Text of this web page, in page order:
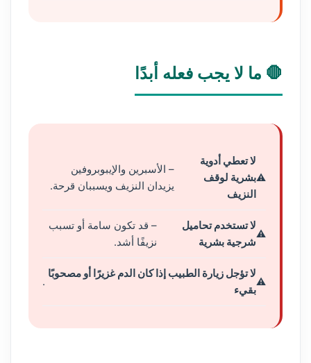
🛑 ما لا يجب فعله أبدًا
لا تعطي أدوية
بشرية لوقف
النزيف
– الأسبرين والإيبوبروفين
يزيدان النزيف ويسببان قرحة.
لا تستخدم تحاميل
شرجية بشرية
– قد تكون سامة أو تسبب
نزيفًا أشد.
لا تؤجل زيارة الطبيب إذا كان الدم غزيرًا أو مصحوبًا
بقيء
.